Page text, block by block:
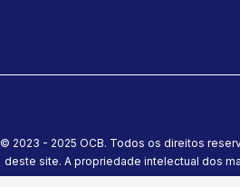
© 2023 - 2025 OCB. Todos os direitos
deste site.A propriedade intelectual dos